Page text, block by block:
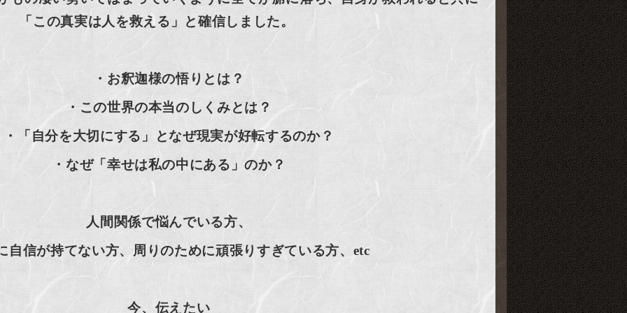
「この真実は人を救える」と確信しました。
・お釈迦様の悟りとは？
・この世界の本当のしくみとは？
・「自分を大切にする」となぜ現実が好転するのか？
・なぜ「幸せは私の中にある」のか？
人間関係で悩んでいる方、
自信が持てない方、周りのために頑張りすぎている方、etc
今、伝えたい